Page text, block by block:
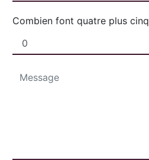
Combien font quatre plus cinq